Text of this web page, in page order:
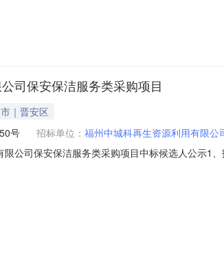
人的资格要求：（1）投标人应是具备独立的法人
司保安保洁服务类采购项目
｜晋安区
号 招标单位： 福州中城科再生资源利用有限公
公司保安保洁服务类采购项目中标候选人公示1
联系电话：0591-87850812传真：0591-